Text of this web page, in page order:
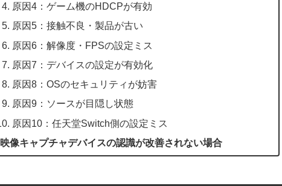
原因4：ゲーム機のHDCPが有効
原因5：接触不良・製品が古い
原因6：解像度・FPSの設定ミス
原因7：デバイスの設定が有効化
原因8：OSのセキュリティが妨害
原因9：ソースが目隠し状態
原因10：任天堂Switch側の設定ミス
映像キャプチャデバイスの認識が改善されない場合